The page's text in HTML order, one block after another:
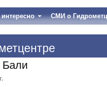
СМИ о
Бали